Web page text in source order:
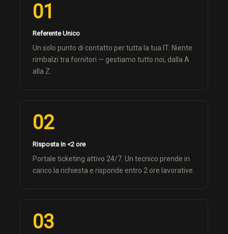
01
Referente Unico
Un solo punto di contatto per tutta la tua IT. Niente
rimbalzi tra fornitori — gestiamo tutto noi, dalla A
alla Z.
02
Risposta in <2 ore
Portale ticketing attivo 24/7. Un tecnico prende in
carico la richiesta e risponde entro 2 ore lavorative.
03